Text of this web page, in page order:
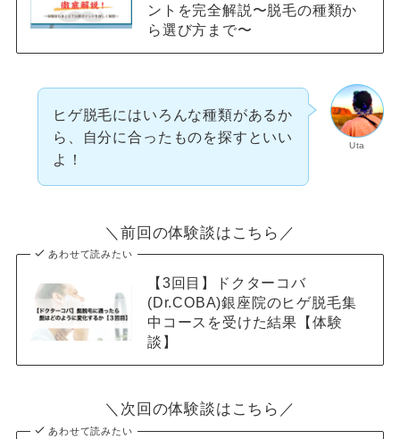
ントを完全解説〜脱毛の種類か
ら選び方まで〜
Uta
ヒゲ脱毛にはいろんな種類があるか
ら、自分に合ったものを探すといい
よ！
＼前回の体験談はこちら／
あわせて読みたい
【3回目】ドクターコバ
(Dr.COBA)銀座院のヒゲ脱毛集
中コースを受けた結果【体験
談】
＼次回の体験談はこちら／
あわせて読みたい